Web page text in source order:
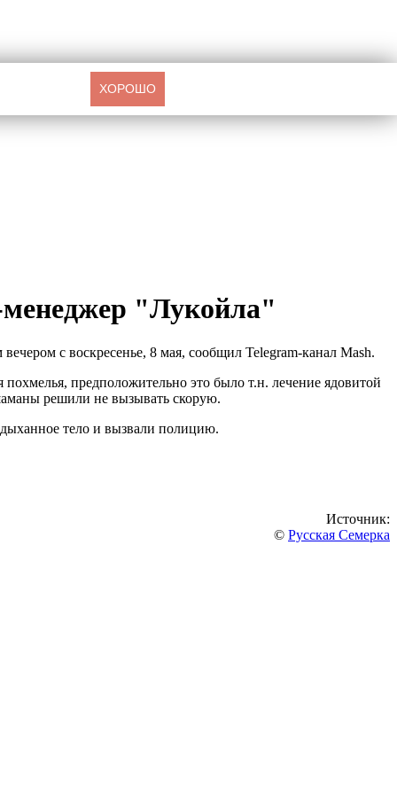
"Лукойла"
с воскресенье, 8 мая, сообщил Telegram-канал Mash.
предположительно это было т.н. лечение ядовитой
решили не вызывать скорую.
тело и вызвали полицию.
Источник:
© Русская Семерка
ХОРОШО